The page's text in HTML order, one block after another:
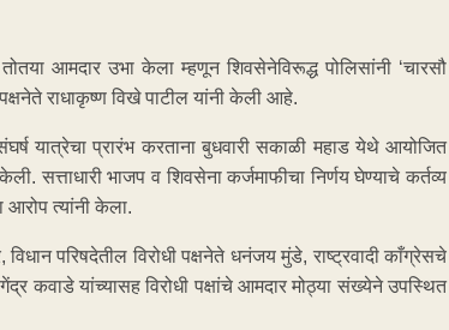
आमदार उभा केला म्हणून शिवसेनेविरूद्ध पोलिसांनी ‘चारसौ
राधाकृष्ण विखे पाटील यांनी केली आहे.
यात्रेचा प्रारंभ करताना बुधवारी सकाळी महाड येथे आयोजित
सत्ताधारी भाजप व शिवसेना कर्जमाफीचा निर्णय घेण्याचे कर्तव्य
त्यांनी केला.
परिषदेतील विरोधी पक्षनेते धनंजय मुंडे, राष्ट्रवादी काँग्रेसचे
कवाडे यांच्यासह विरोधी पक्षांचे आमदार मोठ्या संख्येने उपस्थित